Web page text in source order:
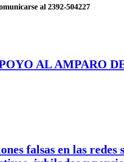
al 2392-504227
AL AMPARO
falsas en las redes